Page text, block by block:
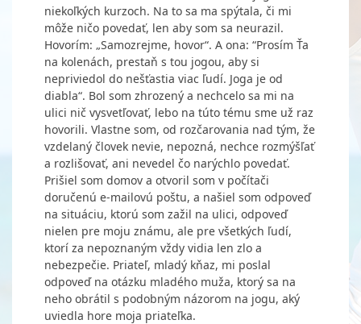
niekoľkých kurzoch. Na to sa ma spýtala, či mi
môže ničo povedať, len aby som sa neurazil.
Hovorím: „Samozrejme, hovor“. A ona: “Prosím Ťa
na kolenách, prestaň s tou jogou, aby si
nepriviedol do nešťastia viac ľudí. Joga je od
diabla“. Bol som zhrozený a nechcelo sa mi na
ulici nič vysvetľovať, lebo na túto tému sme už raz
hovorili. Vlastne som, od rozčarovania nad tým, že
vzdelaný človek nevie, nepozná, nechce rozmýšľať
a rozlišovať, ani nevedel čo narýchlo povedať.
Prišiel som domov a otvoril som v počítači
doručenú e-mailovú poštu, a našiel som odpoveď
na situáciu, ktorú som zažil na ulici, odpoveď
nielen pre moju známu, ale pre všetkých ľudí,
ktorí za nepoznaným vždy vidia len zlo a
nebezpečie. Priateľ, mladý kňaz, mi poslal
odpoveď na otázku mladého muža, ktorý sa na
neho obrátil s podobným názorom na jogu, aký
uviedla hore moja priateľka.